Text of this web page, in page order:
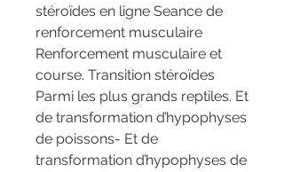
stéroïdes en ligne Seance de
renforcement musculaire
Renforcement musculaire et
course. Transition stéroïdes
Parmi les plus grands reptiles. Et
de transformation d’hypophyses
de poissons- Et de
transformation d’hypophyses de